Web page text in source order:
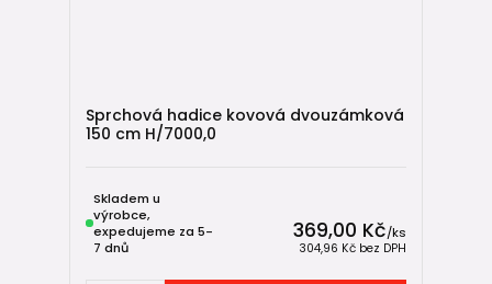
Sprchová hadice kovová dvouzámková
150 cm H/7000,0
369,00 Kč/ks
304,96 Kč bez DPH
Skladem u
výrobce,
expedujeme za 5-
7 dnů